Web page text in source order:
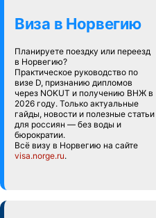
Виза в Норвегию
Планируете поездку или переезд
в Норвегию?
Практическое руководство по
визе D, признанию дипломов
через NOKUT и получению ВНЖ в
2026 году. Только актуальные
гайды, новости и полезные статьи
для россиян — без воды и
бюрократии.
Всё визу в Норвегию на сайте
visa.norge.ru.